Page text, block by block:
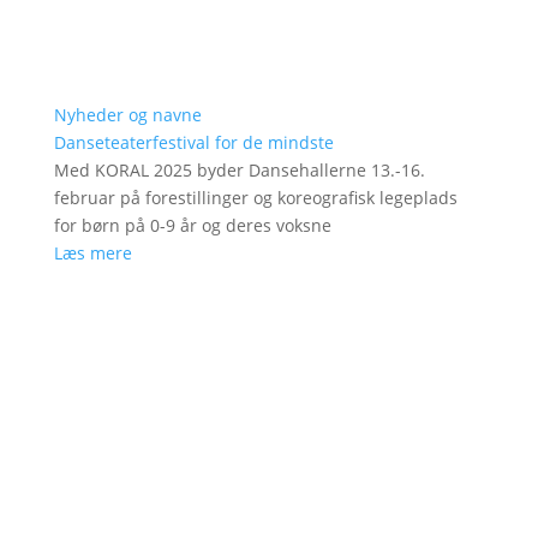
Nyheder og navne
Danseteaterfestival for de mindste
Med KORAL 2025 byder Dansehallerne 13.-16.
februar på forestillinger og koreografisk legeplads
for børn på 0-9 år og deres voksne
Læs mere